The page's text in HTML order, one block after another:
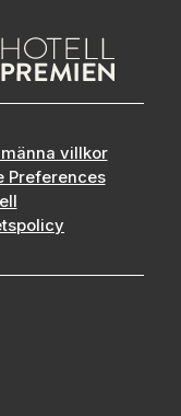
villkor
Preferences